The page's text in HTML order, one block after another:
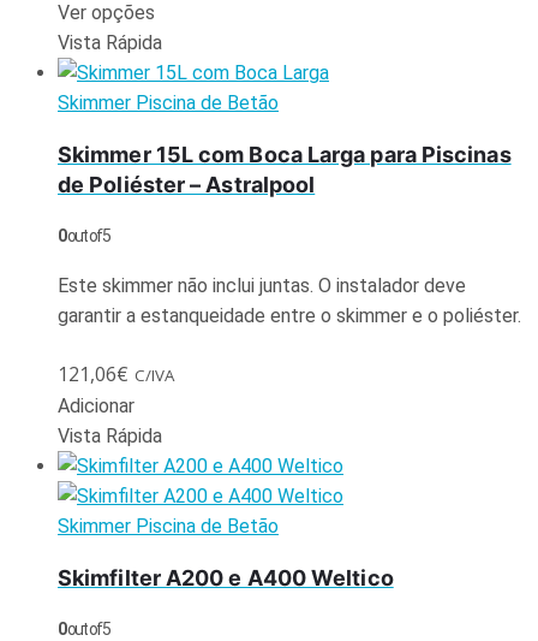
Ver opções
Vista Rápida
Skimmer Piscina de Betão
Skimmer 15L com Boca Larga para Piscinas
de Poliéster – Astralpool
0out of 5
Este skimmer não inclui juntas. O instalador deve
garantir a estanqueidade entre o skimmer e o poliéster.
121,06€ C/IVA
Adicionar
Vista Rápida
Skimmer Piscina de Betão
Skimfilter A200 e A400 Weltico
0out of 5